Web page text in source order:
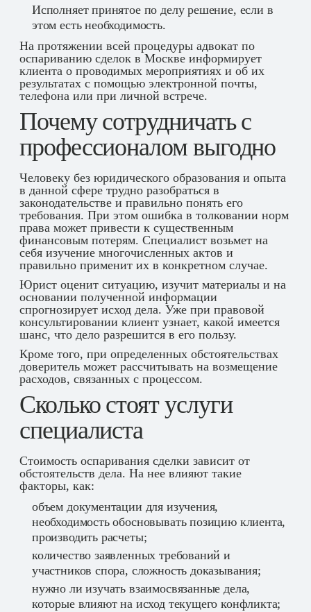
Исполняет принятое по делу решение, если в
этом есть необходимость.
На протяжении всей процедуры адвокат по
оспариванию сделок в Москве информирует
клиента о проводимых мероприятиях и об их
результатах с помощью электронной почты,
телефона или при личной встрече.
Почему сотрудничать с
профессионалом выгодно
Человеку без юридического образования и опыта
в данной сфере трудно разобраться в
законодательстве и правильно понять его
требования. При этом ошибка в толковании норм
права может привести к существенным
финансовым потерям. Специалист возьмет на
себя изучение многочисленных актов и
правильно применит их в конкретном случае.
Юрист оценит ситуацию, изучит материалы и на
основании полученной информации
спрогнозирует исход дела. Уже при правовой
консультировании клиент узнает, какой имеется
шанс, что дело разрешится в его пользу.
Кроме того, при определенных обстоятельствах
доверитель может рассчитывать на возмещение
расходов, связанных с процессом.
Сколько стоят услуги
специалиста
Стоимость оспаривания сделки зависит от
обстоятельств дела. На нее влияют такие
факторы, как:
объем документации для изучения,
необходимость обосновывать позицию клиента,
производить расчеты;
количество заявленных требований и
участников спора, сложность доказывания;
нужно ли изучать взаимосвязанные дела,
которые влияют на исход текущего конфликта;